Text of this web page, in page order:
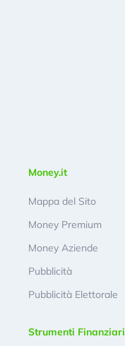
Money.it
Mappa del Sito
Money Premium
Money Aziende
Pubblicità
Pubblicità Elettorale
Strumenti Finanziari